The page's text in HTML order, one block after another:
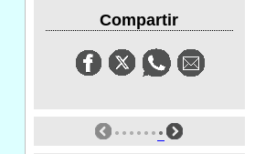
Compartir